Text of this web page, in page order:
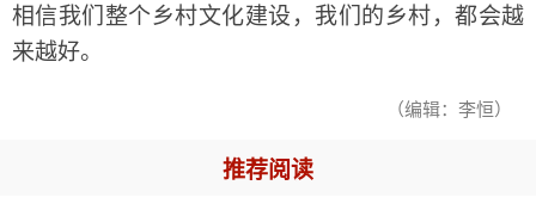
相信我们整个乡村文化建设，我们的乡村，都会越
来越好。
（编辑：李恒）
推荐阅读